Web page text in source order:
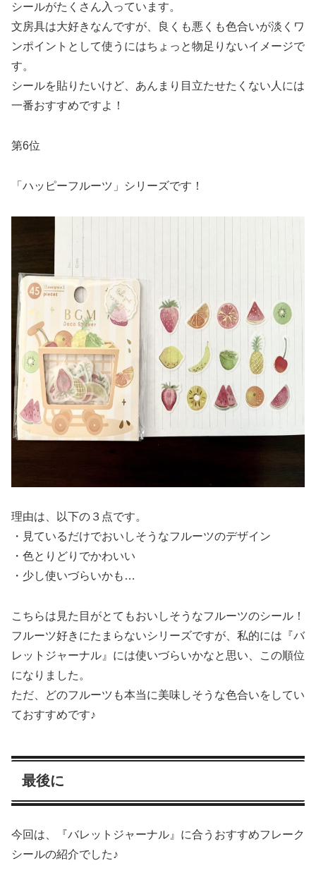
シールがたくさん入っています。
文房具は大好きなんですが、良くも悪くも色合いが淡くワ
ンポイントとして使うにはちょっと物足りないイメージで
す。
シールを貼りたいけど、あんまり目立たせたくない人には
一番おすすめですよ！
第6位
「ハッピーフルーツ」シリーズです！
理由は、以下の３点です。
・見ているだけでおいしそうなフルーツのデザイン
・色とりどりでかわいい
・少し使いづらいかも…
こちらは見た目がとてもおいしそうなフルーツのシール！
フルーツ好きにたまらないシリーズですが、私的には『バ
レットジャーナル』には使いづらいかなと思い、この順位
になりました。
ただ、どのフルーツも本当に美味しそうな色合いをしてい
ておすすめです♪
最後に
今回は、『バレットジャーナル』に合うおすすめフレーク
シールの紹介でした♪